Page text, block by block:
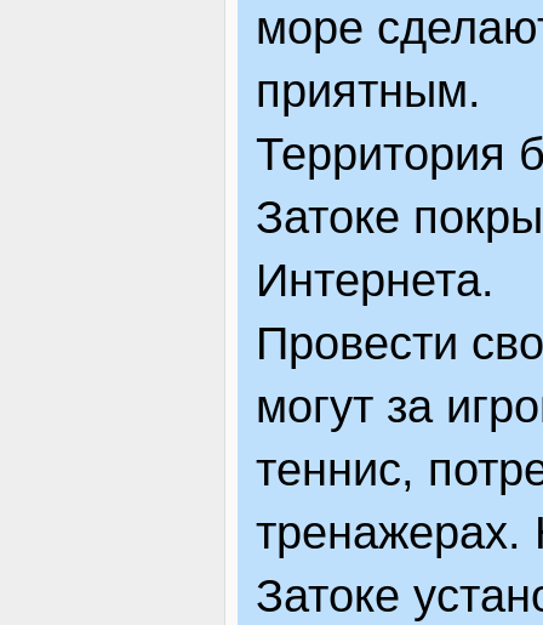
море
приятным.
Территория
Затоке
Интернета.
Провести
могут за
теннис,
тренажерах.
Затоке